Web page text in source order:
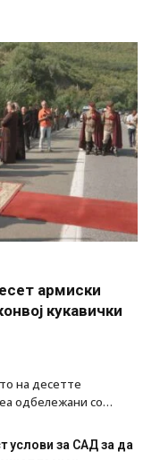
армиски
кукавички
на десетте
одбележани со…
услови за САД за да